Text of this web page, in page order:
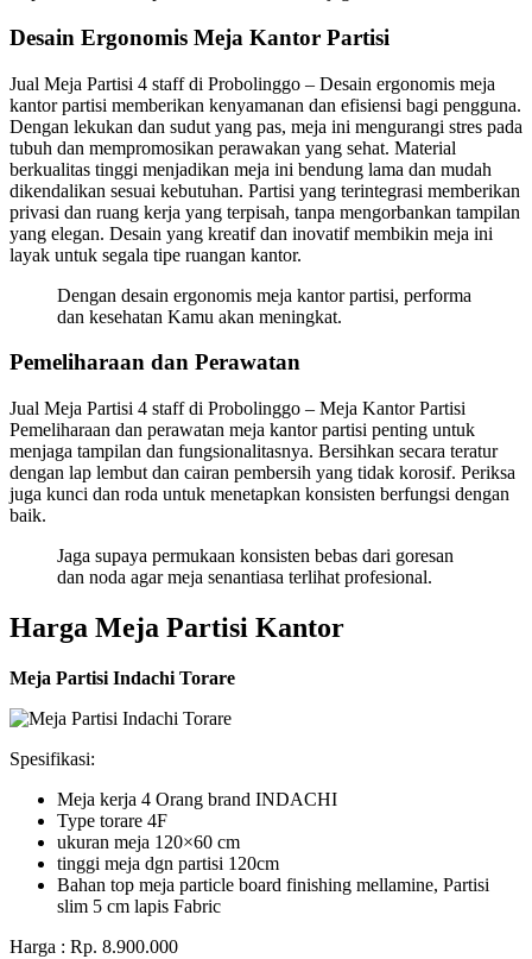
Desain Ergonomis Meja Kantor Partisi
Jual Meja Partisi 4 staff di Probolinggo – Desain ergonomis meja
kantor partisi memberikan kenyamanan dan efisiensi bagi pengguna.
Dengan lekukan dan sudut yang pas, meja ini mengurangi stres pada
tubuh dan mempromosikan perawakan yang sehat. Material
berkualitas tinggi menjadikan meja ini bendung lama dan mudah
dikendalikan sesuai kebutuhan. Partisi yang terintegrasi memberikan
privasi dan ruang kerja yang terpisah, tanpa mengorbankan tampilan
yang elegan. Desain yang kreatif dan inovatif membikin meja ini
layak untuk segala tipe ruangan kantor.
Dengan desain ergonomis meja kantor partisi, performa
dan kesehatan Kamu akan meningkat.
Pemeliharaan dan Perawatan
Jual Meja Partisi 4 staff di Probolinggo – Meja Kantor Partisi
Pemeliharaan dan perawatan meja kantor partisi penting untuk
menjaga tampilan dan fungsionalitasnya. Bersihkan secara teratur
dengan lap lembut dan cairan pembersih yang tidak korosif. Periksa
juga kunci dan roda untuk menetapkan konsisten berfungsi dengan
baik.
Jaga supaya permukaan konsisten bebas dari goresan
dan noda agar meja senantiasa terlihat profesional.
Harga Meja Partisi Kantor
Meja Partisi Indachi Torare
Spesifikasi:
Meja kerja 4 Orang brand INDACHI
Type torare 4F
ukuran meja 120×60 cm
tinggi meja dgn partisi 120cm
Bahan top meja particle board finishing mellamine, Partisi
slim 5 cm lapis Fabric
Harga : Rp. 8.900.000